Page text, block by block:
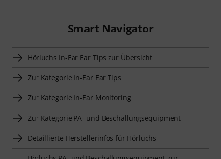
Smart Navigator
Hörluchs In-Ear Ear Tips zur Übersicht
Zur Kategorie In-Ear Ear Tips
Zur Kategorie In-Ear Monitoring
Zur Kategorie PA- und Beschallungsequipment
Detaillierte Herstellerinfos für Hörluchs